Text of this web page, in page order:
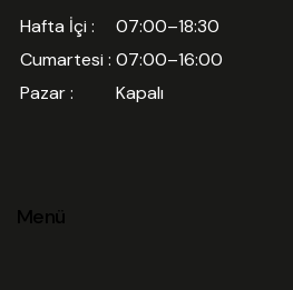
Hafta İçi :
07:00–18:30
Cumartesi : 07:00–16:00
Pazar :
Kapalı
Menü